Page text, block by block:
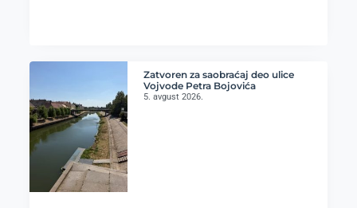
Zatvoren za saobraćaj deo ulice
Vojvode Petra Bojovića
5. avgust 2026.